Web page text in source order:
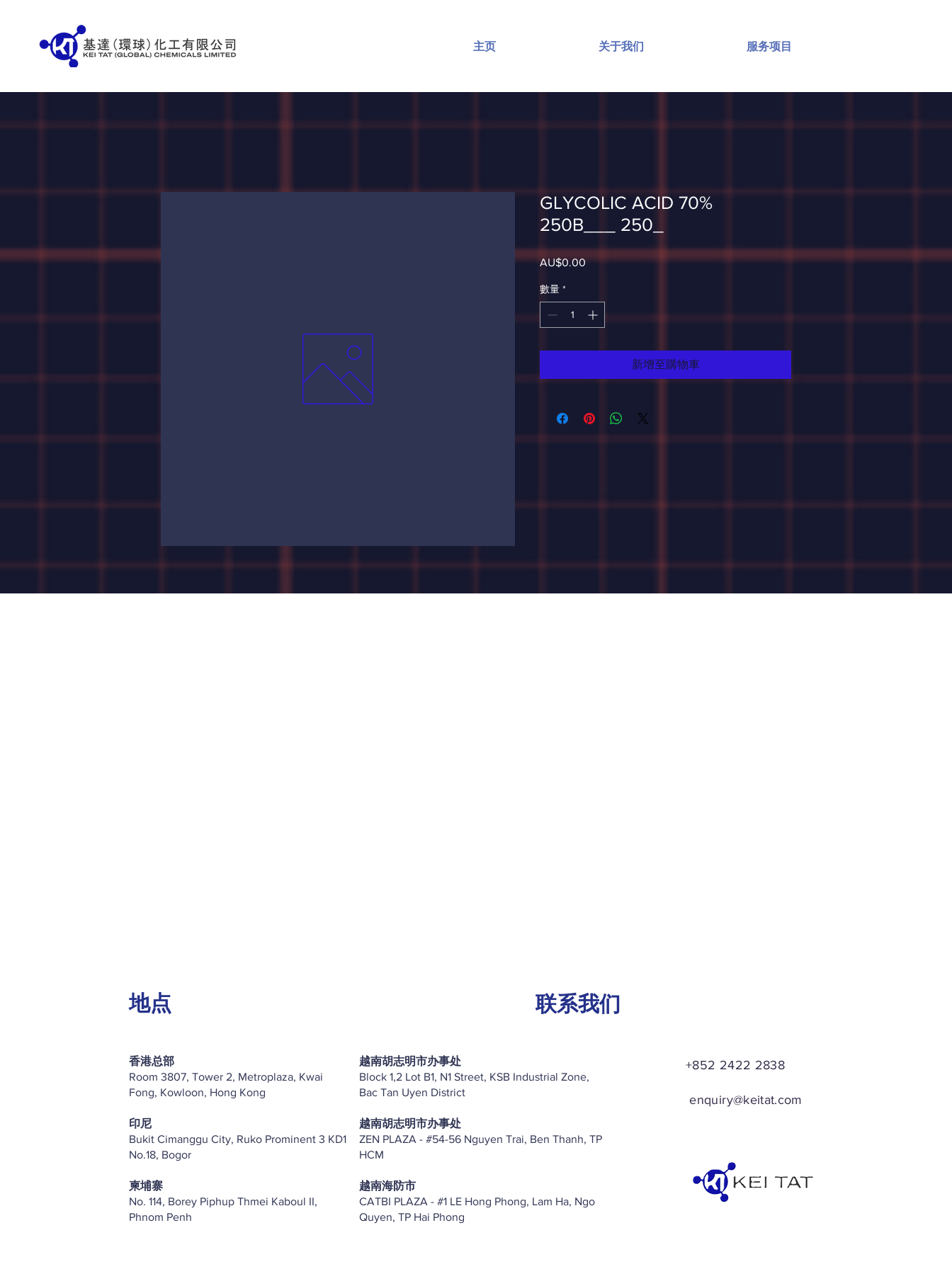
主页 关于我们 服务项目
GLYCOLIC ACID 70%
250B___ 250_
AU$0.00價
數量 *
新增至購物車
地点
香港总部
Room 3807, Tower 2, Metroplaza, Kwai
Fong, Kowloon, Hong Kong
印尼
Bukit Cimanggu City, Ruko Prominent 3 KD1
No.18, Bogor
柬埔寨
No. 114, Borey Piphup Thmei Kaboul II,
Phnom Penh
联系我们
越南胡志明市办事处
Block 1,2 Lot B1, N1 Street, KSB Industrial Zone,
Bac Tan Uyen District
越南胡志明市办事处
ZEN PLAZA - #54-56 Nguyen Trai, Ben Thanh, TP
HCM
越南海防市
CATBI PLAZA - #1 LE Hong Phong, Lam Ha, Ngo
Quyen, TP Hai Phong
+852 2422 2838
enquiry@keitat.com